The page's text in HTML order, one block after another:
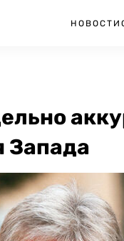
НОВОСТИ
Запада